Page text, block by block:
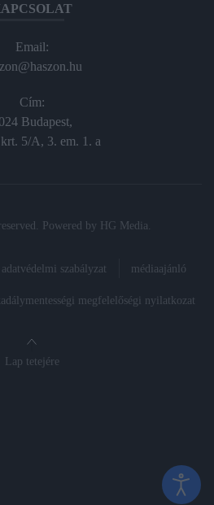
Email:
Cím:
Budapest,
5/A, 3. em. 1. a
Powered by HG Media
adatvédelmi szabályzat médiaajánló
megfelelőségi nyilatkozat
Lap tetejére